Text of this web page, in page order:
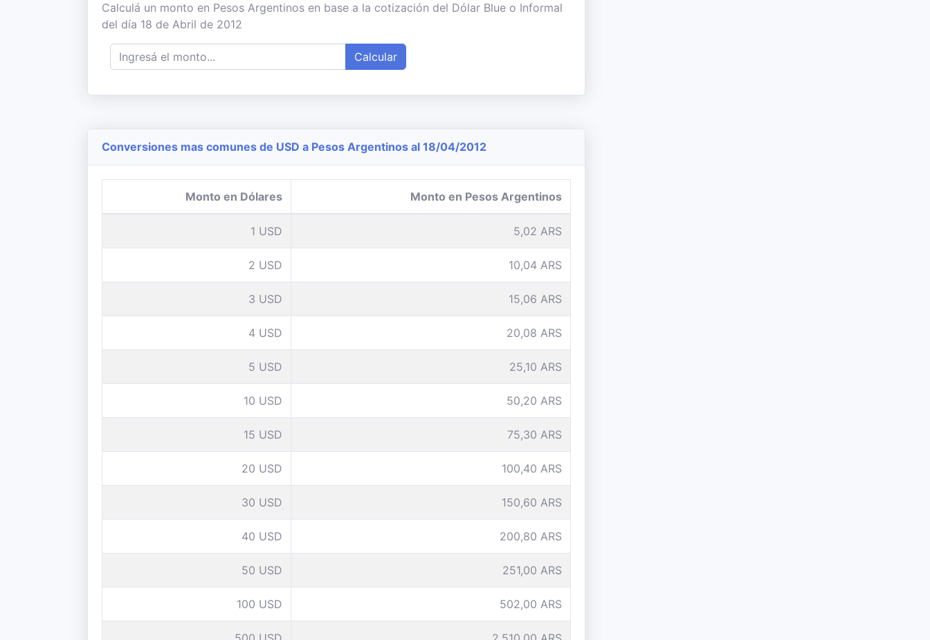
Calculá un monto en Pesos Argentinos en base a la cotización del Dólar Blue o Informal
del día 18 de Abril de 2012
Calcular
Conversiones mas comunes de USD a Pesos Argentinos al 18/04/2012
Monto en Dólares Monto en Pesos Argentinos
1 USD 5,02 ARS
2 USD 10,04 ARS
3 USD 15,06 ARS
4 USD 20,08 ARS
5 USD 25,10 ARS
10 USD 50,20 ARS
15 USD 75,30 ARS
20 USD 100,40 ARS
30 USD 150,60 ARS
40 USD 200,80 ARS
50 USD 251,00 ARS
100 USD 502,00 ARS